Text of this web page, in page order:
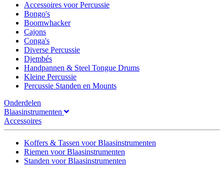
Accessoires voor Percussie
Bongo's
Boomwhacker
Cajons
Conga's
Diverse Percussie
Djembés
Handpannen & Steel Tongue Drums
Kleine Percussie
Percussie Standen en Mounts
Onderdelen
Blaasinstrumenten
Accessoires
Koffers & Tassen voor Blaasinstrumenten
Riemen voor Blaasinstrumenten
Standen voor Blaasinstrumenten